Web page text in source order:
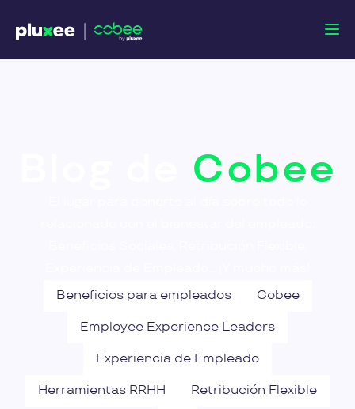
Cobee
Beneficios para empleados
Cobee
Employee Experience Leaders
Experiencia de Empleado
Herramientas RRHH Retribución Flexible